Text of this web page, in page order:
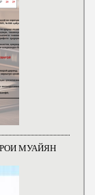
МУАЙЯН